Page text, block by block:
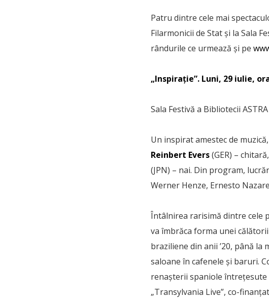
Patru dintre cele mai
Filarmonicii de Stat și la Sala
rândurile ce urmează și pe
„Inspirație”. Luni, 29 iulie,
Sala Festivă a Bibliotecii ASTRA
Un inspirat amestec de
Reinbert Evers(GER) – chitară,
(JPN) – nai. Din program,
Werner Henze, Ernesto
Întâlnirea rarisimă dintre cele
va îmbrăca forma unei
braziliene din anii ’20, până
saloane în cafenele și baruri.
renașterii spaniole întrețesute
„Transylvania Live”, co-